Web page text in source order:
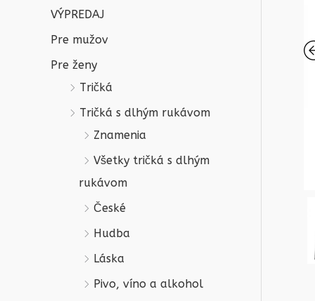
VÝPREDAJ
Pre mužov
Pre ženy
Tričká
Tričká s dlhým rukávom
Znamenia
Všetky tričká s dlhým
rukávom
České
Hudba
Láska
Pivo, víno a alkohol